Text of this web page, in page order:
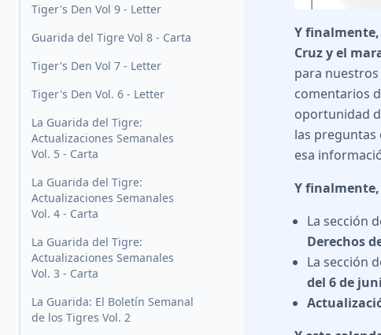
Tiger's Den Vol 9 - Letter
Guarida del Tigre Vol 8 - Carta
Tiger's Den Vol 7 - Letter
Tiger's Den Vol. 6 - Letter
La Guarida del Tigre:
Actualizaciones Semanales
Vol. 5 - Carta
La Guarida del Tigre:
Actualizaciones Semanales
Vol. 4 - Carta
La Guarida del Tigre:
Actualizaciones Semanales
Vol. 3 - Carta
La Guarida: El Boletín Semanal
de los Tigres Vol. 2
Y finalmente,
Cruz y el
para
comentarios
oportunidad
las preguntas
esa
Y
La sección
Derechos
La sección
del 6 de